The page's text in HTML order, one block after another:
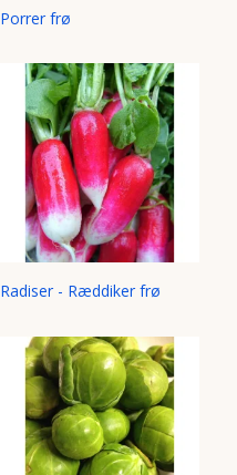
Porrer frø
Radiser - Ræddiker frø